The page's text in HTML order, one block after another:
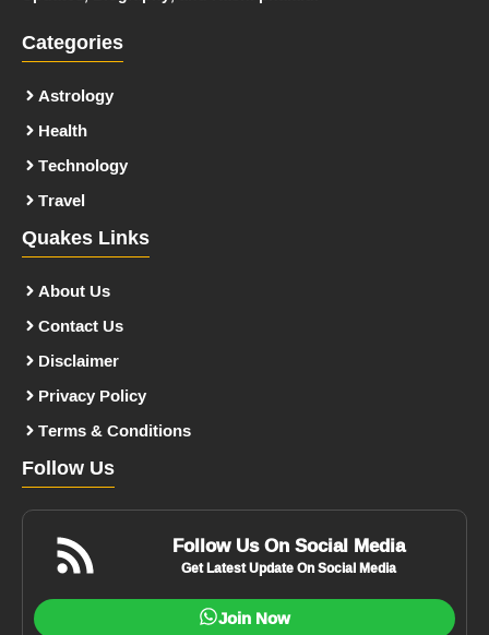
Categories
Astrology
Health
Technology
Travel
Quakes Links
About Us
Contact Us
Disclaimer
Privacy Policy
Terms & Conditions
Follow Us
Follow Us On Social Media
Get Latest Update On Social Media
Join Now